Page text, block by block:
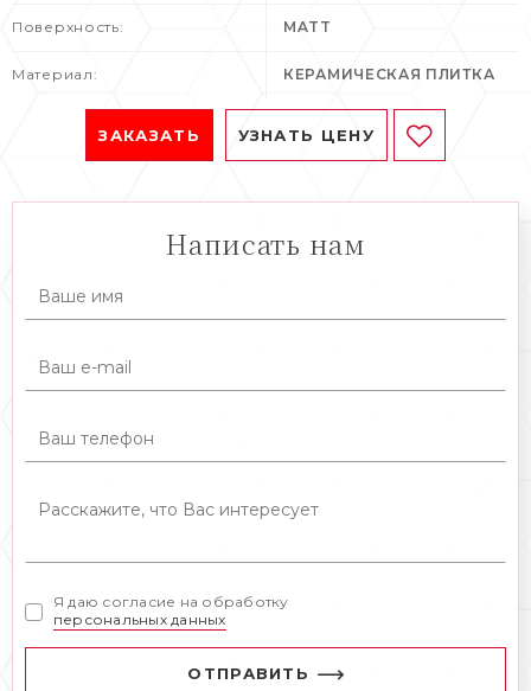
Поверхность: MATT
Материал: КЕРАМИЧЕСКАЯ ПЛИТКА
ЗАКАЗАТЬ УЗНАТЬ ЦЕНУ
Написать нам
Я даю согласие на обработку
персональных данных
ОТПРАВИТЬ